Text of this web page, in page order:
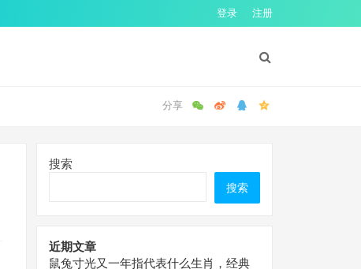
登录 注册
搜索
搜索
近期文章
鼠兔寸光又一年指代表什么生肖，经典